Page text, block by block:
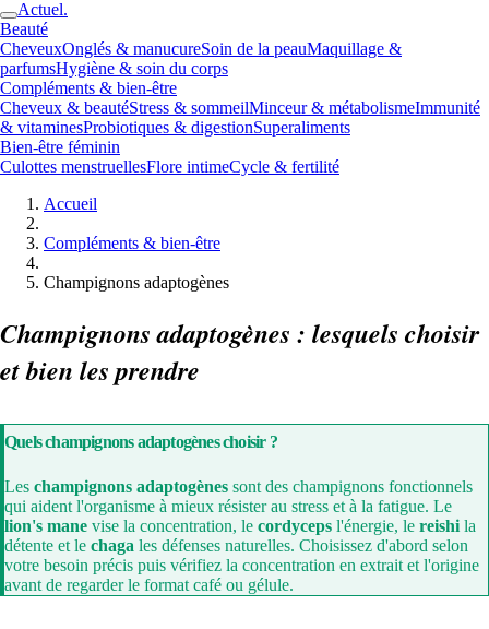
Actuel.
Beauté
CheveuxOnglés & manucureSoin de la peauMaquillage &
parfumsHygiène & soin du corps
Compléments & bien-être
Cheveux & beautéStress & sommeilMinceur & métabolismeImmunité
& vitaminesProbiotiques & digestionSuperaliments
Bien-être féminin
Culottes menstruellesFlore intimeCycle & fertilité
Accueil
Compléments & bien-être
Champignons adaptogènes
Champignons adaptogènes : lesquels choisir
et bien les prendre
Quels champignons adaptogènes choisir ?
Les champignons adaptogènes sont des champignons fonctionnels
qui aident l'organisme à mieux résister au stress et à la fatigue. Le
lion's mane vise la concentration, le cordyceps l'énergie, le reishi la
détente et le chaga les défenses naturelles. Choisissez d'abord selon
votre besoin précis puis vérifiez la concentration en extrait et l'origine
avant de regarder le format café ou gélule.